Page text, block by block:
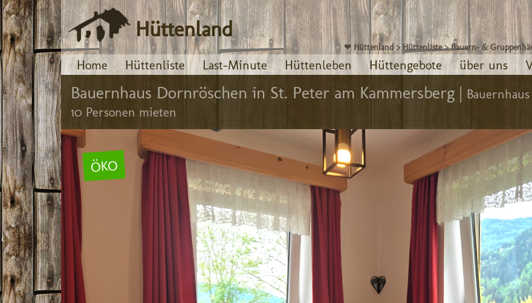
❤ Hüttenland >Hüttenliste >Bauern- &
Hüttenland
Home Hüttenliste Last-Minute Hüttenleben Hüttengebote über uns
Bauernhaus Dornröschen in St. Peter am Kammersberg |
10 Personen mieten
ÖKO